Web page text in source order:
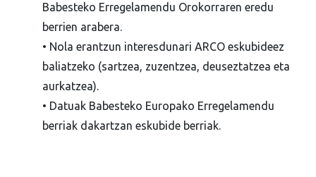
Babesteko Erregelamendu Orokorraren eredu
berrien arabera.
• Nola erantzun interesdunari ARCO eskubideez
baliatzeko (sartzea, zuzentzea, deuseztatzea eta
aurkatzea).
• Datuak Babesteko Europako Erregelamendu
berriak dakartzan eskubide berriak.